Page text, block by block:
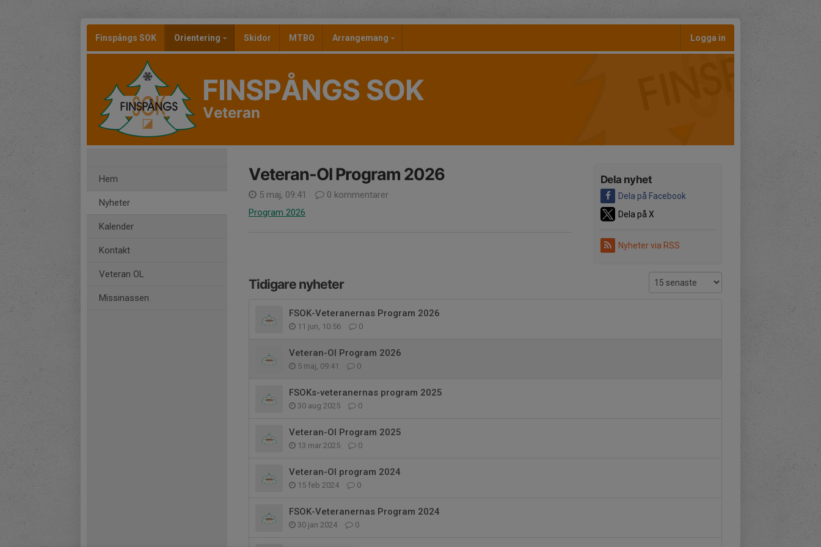
Finspångs SOK Orientering Skidor MTBO Arrangemang Logga in
FINSPÅNGS SOK
Veteran
Hem
Nyheter
Kalender
Kontakt
Veteran OL
Missinassen
Dela nyhet
Dela på Facebook
Dela på X
Nyheter via RSS
Veteran-Ol Program 2026
5 maj, 09:41
0 kommentarer
Program 2026
Tidigare nyheter
FSOK-Veteranernas Program 2026
11 jun, 10:56 0
Veteran-Ol Program 2026
5 maj, 09:41 0
FSOKs-veteranernas program 2025
30 aug 2025 0
Veteran-Ol Program 2025
13 mar 2025 0
Veteran-Ol program 2024
15 feb 2024 0
FSOK-Veteranernas Program 2024
30 jan 2024 0